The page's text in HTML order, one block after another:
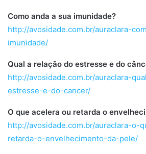
Como anda a sua imunidade?
http://avosidade.com.br/auraclara-
imunidade/
Qual a relação do estresse e do
http://avosidade.com.br/auraclara-
estresse-e-do-cancer/
O que acelera ou retarda o
http://avosidade.com.br/auraclara-o-
retarda-o-envelhecimento-da-pele/